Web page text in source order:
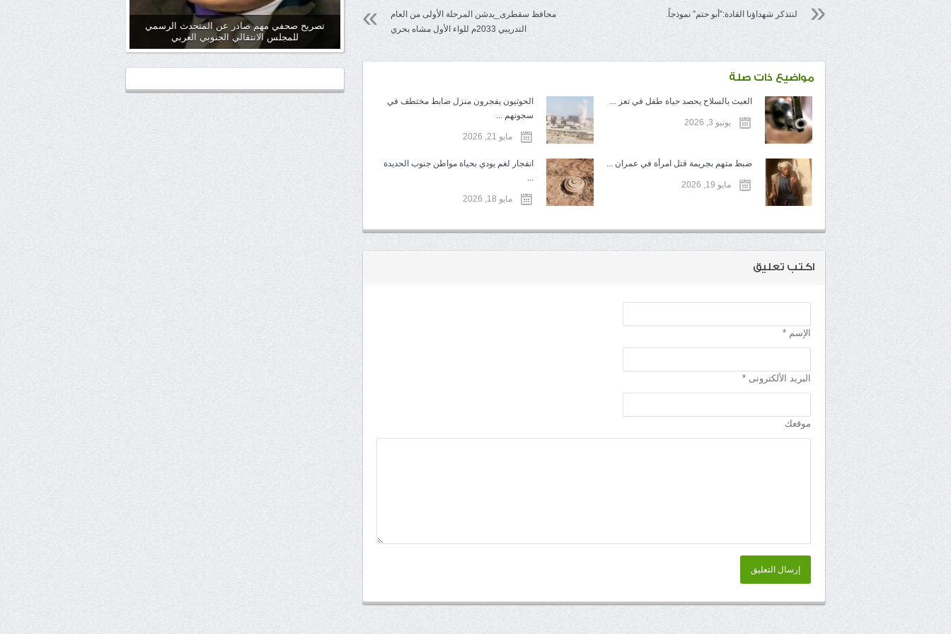
محافظ سقطرى_يدشن المرحلة الأولى من العام
التدريبي 2033م للواء الأول مشاه بحري
لنتذكر شهداؤنا القادة:”أبو حتم” نموذجاً.
مواضيع ذات صلة
العبث بالسلاح يحصد حياة طفل في تعز ...
يونيو 3, 2026
الحوثيون يفجرون منزل ضابط مختطف في
سجونهم ...
مايو 21, 2026
ضبط متهم بجريمة قتل امرأة في عمران ...
مايو 19, 2026
انفجار لغم يودي بحياة مواطن جنوب الحديدة
مايو 18, 2026
اكتب تعليق
الإسم *
البريد الألكترونى *
موقعك
إرسال التعليق
تصريح صحفي مهم صادر عن المتحدث الرسمي
للمجلس الانتقالي الجنوبي العربي